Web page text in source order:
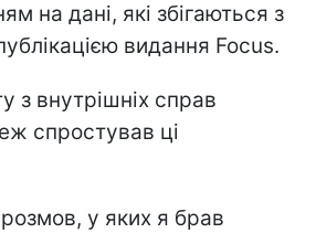
на дані, які збігаються з
видання Focus.
з внутрішніх справ
спростував ці
у яких я брав